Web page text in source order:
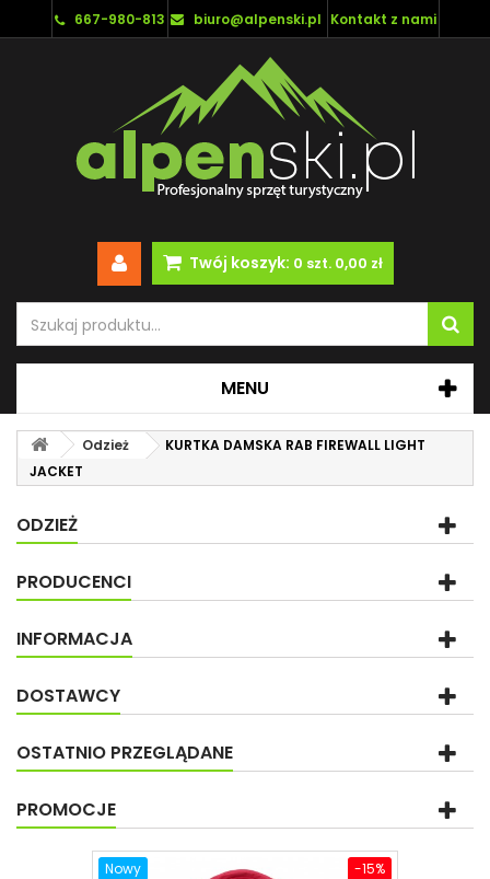
667-980-813 biuro@alpenski.pl Kontakt z nami
Twój koszyk: 0 szt. 0,00 zł
MENU
Odzież
KURTKA DAMSKA RAB FIREWALL LIGHT
JACKET
ODZIEŻ
PRODUCENCI
INFORMACJA
DOSTAWCY
OSTATNIO PRZEGLĄDANE
PROMOCJE
Nowy -15%